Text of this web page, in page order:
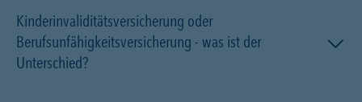
Kinderinvaliditätsversicherung oder
Berufsunfähigkeitsversicherung - was ist der
Unterschied?